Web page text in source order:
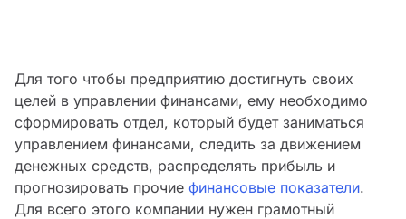
Для того чтобы предприятию достигнуть своих
целей в управлении финансами, ему необходимо
сформировать отдел, который будет заниматься
управлением финансами, следить за движением
денежных средств, распределять прибыль и
прогнозировать прочие финансовые показатели.
Для всего этого компании нужен грамотный